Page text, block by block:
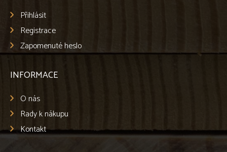
Přihlásit
Registrace
Zapomenuté heslo
INFORMACE
O nás
Rady k nákupu
Kontakt